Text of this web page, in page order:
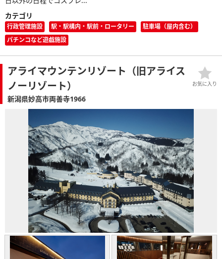
カテゴリ
行政管理施設 駅・駅構内・駅前・ロータリー
駐車場（屋内含む）
パチンコなど遊戯施設
アライマウンテンリゾート（旧アライス
ノーリゾート）
新潟県妙高市両善寺1966
お気に入り